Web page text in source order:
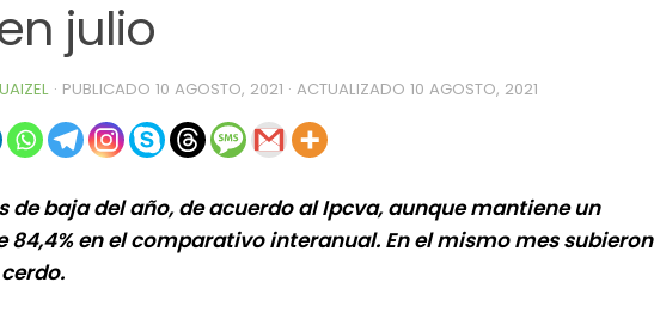
julio
· PUBLICADO 10 AGOSTO, 2021 · ACTUALIZADO 10 AGOSTO, 2021
de baja del año, de acuerdo al Ipcva, aunque mantiene un
84,4% en el comparativo interanual. En el mismo mes subieron